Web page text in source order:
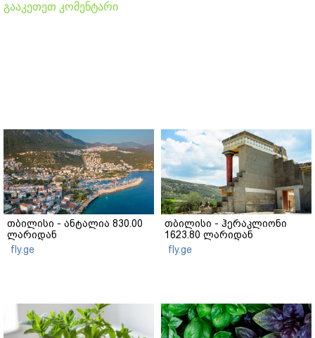
გააკეთეთ კომენტარი
თბილისი - ანტალია 830.00
ლარიდან
fly.ge
თბილისი - ჰერაკლიონი
1623.80 ლარიდან
fly.ge